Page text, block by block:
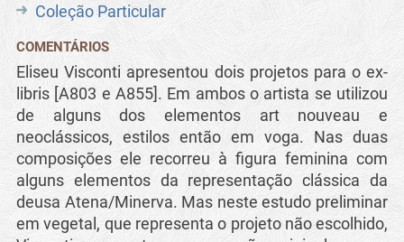
Coleção Particular
COMENTÁRIOS
Eliseu Visconti apresentou dois projetos para o ex-
libris [A803 e A855]. Em ambos o artista se utilizou
de alguns dos elementos art nouveau e
neoclássicos, estilos então em voga. Nas duas
composições ele recorreu à figura feminina com
alguns elementos da representação clássica da
deusa Atena/Minerva. Mas neste estudo preliminar
em vegetal, que representa o projeto não escolhido,